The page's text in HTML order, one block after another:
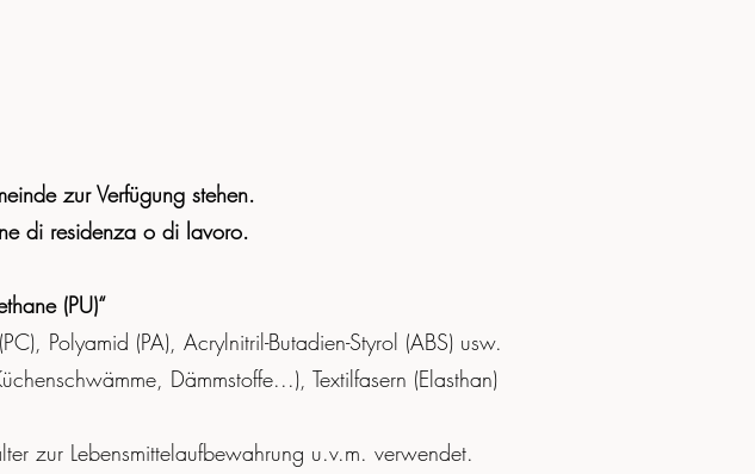
zur Verfügung stehen.
di residenza o di lavoro.
(PU)“
Polyamid (PA), Acrylnitril-Butadien-Styrol (ABS) usw.
Dämmstoffe...), Textilfasern (Elasthan)
zur Lebensmittelaufbewahrung u.v.m. verwendet.